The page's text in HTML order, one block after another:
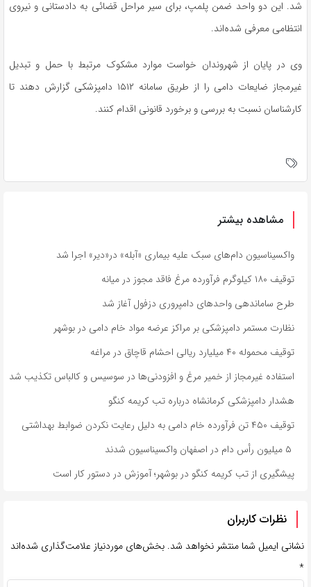
شد. این دو واحد ضمن پلمپ، برای سیر مراحل قضائی به دادستانی و نیروی
انتظامی معرفی شده‌اند.
وی در پایان از شهروندان خواست موارد مشکوک مرتبط با حمل و تبدیل
غیرمجاز ضایعات دامی را از طریق سامانه ۱۵۱۲ دامپزشکی گزارش دهند تا
کارشناسان نسبت به بررسی و برخورد قانونی اقدام کنند.
مشاهده بیشتر
واکسیناسیون دام‌های سبک علیه بیماری «آبله» در«دیر» اجرا شد
توقیف ۱۸۰ کیلوگرم فرآورده مرغ فاقد مجوز در میانه
طرح ساماندهی واحدهای دامپروری دزفول آغاز شد
نظارت مستمر دامپزشکی بر مراکز عرضه مواد خام دامی در بوشهر
توقیف محموله ۴۰ میلیارد ریالی احشام قاچاق در مراغه
استفاده غیرمجاز از خمیر مرغ و افزودنی‌ها در سوسیس و کالباس تکذیب شد
هشدار دامپزشکی کرمانشاه درباره تب کریمه کنگو
توقیف ۴۵۰ تن فرآورده خام دامی به دلیل رعایت نکردن ضوابط بهداشتی
پیشگیری از تب کریمه کنگو در بوشهر؛ آموزش در دستور کار است
نظرات کاربران
نشانی ایمیل شما منتشر نخواهد شد. بخش‌های موردنیاز علامت‌گذاری شده‌اند
*